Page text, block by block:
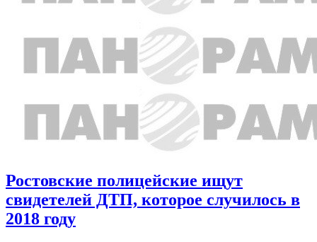
Ростовские полицейские ищут
свидетелей ДТП, которое случилось в
2018 году